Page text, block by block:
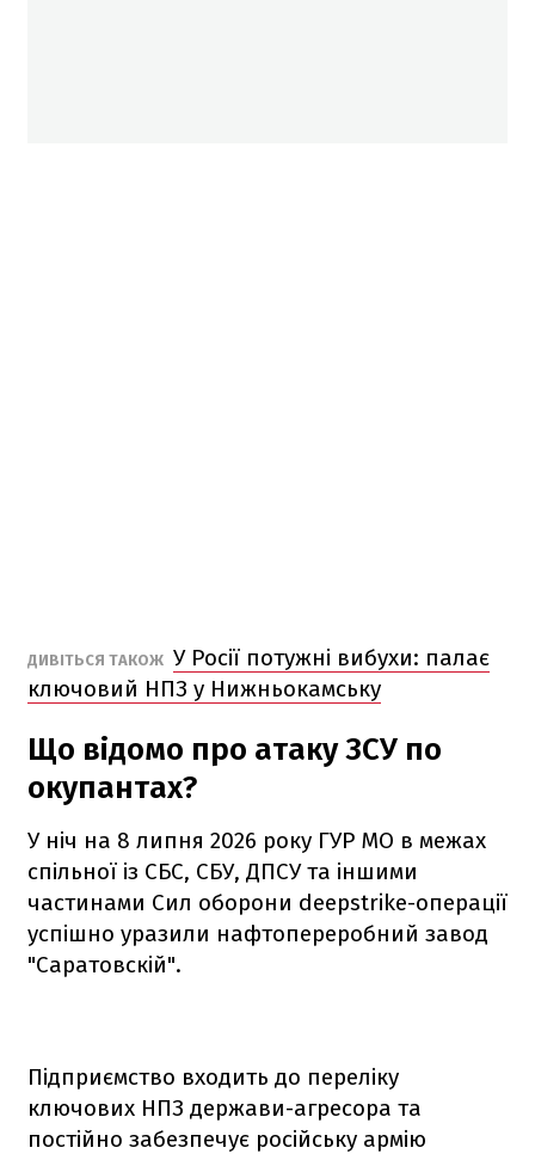
ДИВІТЬСЯ ТАКОЖ У Росії потужні вибухи: палає
ключовий НПЗ у Нижньокамську
Що відомо про атаку ЗСУ по
окупантах?
У ніч на 8 липня 2026 року ГУР МО в межах
спільної із СБС, СБУ, ДПСУ та іншими
частинами Сил оборони deepstrike-операції
успішно уразили нафтопереробний завод
"Саратовскій".
Підприємство входить до переліку
ключових НПЗ держави-агресора та
постійно забезпечує російську армію